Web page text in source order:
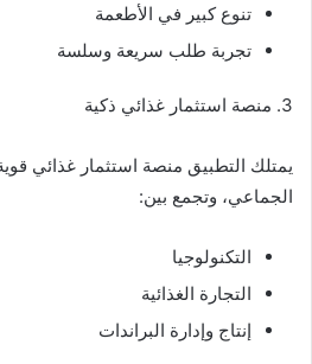
تنوع كبير في الأطعمة
تجربة طلب سريعة وسلسة
3. منصة استثمار غذائي ذكية
يمتلك التطبيق منصة استثمار غذائي
الجماعي، وتجمع بين:
التكنولوجيا
التجارة الغذائية
إنتاج وإدارة البراندات